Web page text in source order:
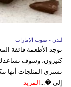
لندن - صوت الإمارات
توجد الأطعمة فائقة
كثيرون، وسوف تساعدك
نشتري المثلجات أنها
إلى �... المزيد